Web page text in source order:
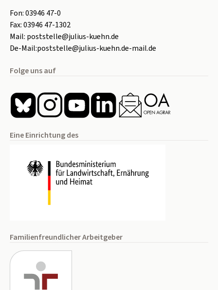
Fon:03946 47-0
Fax:03946 47-1302
Mail: poststelle@julius-kuehn.de
De-Mail:poststelle@julius-kuehn.de-mail.de
Folge uns auf
Eine Einrichtung des
Familienfreundlicher Arbeitgeber